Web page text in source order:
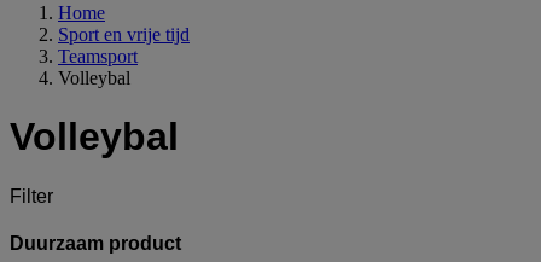
Home
Sport en vrije tijd
Teamsport
Volleybal
Volleybal
Filter
Duurzaam product